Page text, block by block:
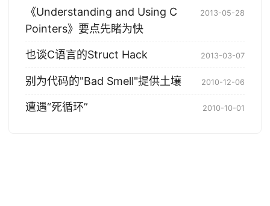
《Understanding and Using C
Pointers》要点先睹为快
2013-05-28
也谈C语言的Struct Hack 2013-03-07
别为代码的"Bad Smell"提供土壤 2010-12-06
遭遇“死循环” 2010-10-01